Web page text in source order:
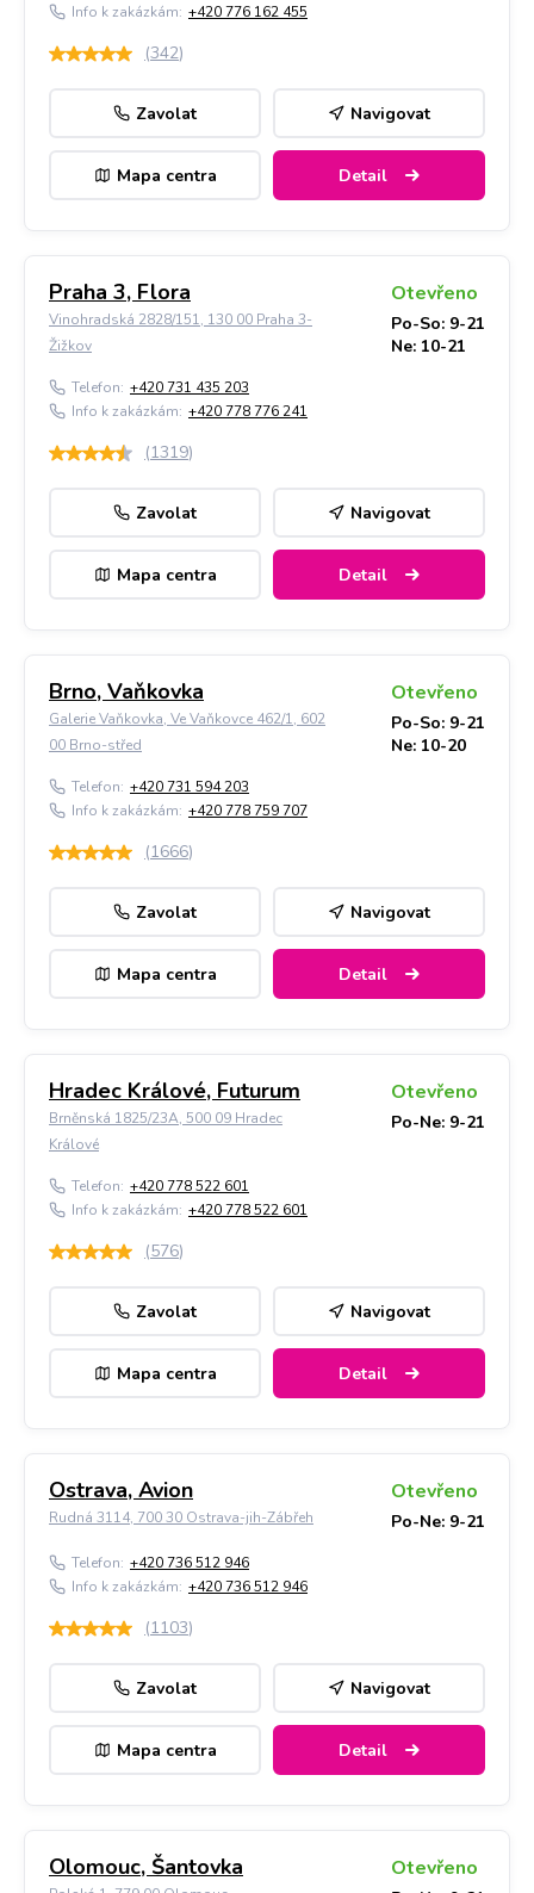
Info k zakázkám: +420 776 162 455
(342)
Zavolat Navigovat
Mapa centra Detail
Praha 3, Flora
Vinohradská 2828/151, 130 00 Praha 3-
Žižkov
Otevřeno
Po-So: 9-21
Ne: 10-21
Telefon: +420 731 435 203
Info k zakázkám: +420 778 776 241
(1319)
Zavolat Navigovat
Mapa centra Detail
Brno, Vaňkovka
Galerie Vaňkovka, Ve Vaňkovce 462/1, 602
00 Brno-střed
Otevřeno
Po-So: 9-21
Ne: 10-20
Telefon: +420 731 594 203
Info k zakázkám: +420 778 759 707
(1666)
Zavolat Navigovat
Mapa centra Detail
Hradec Králové, Futurum
Brněnská 1825/23A, 500 09 Hradec
Králové
Otevřeno
Po-Ne: 9-21
Telefon: +420 778 522 601
Info k zakázkám: +420 778 522 601
(576)
Zavolat Navigovat
Mapa centra Detail
Ostrava, Avion
Rudná 3114, 700 30 Ostrava-jih-Zábřeh
Otevřeno
Po-Ne: 9-21
Telefon: +420 736 512 946
Info k zakázkám: +420 736 512 946
(1103)
Zavolat Navigovat
Mapa centra Detail
Olomouc, Šantovka Otevřeno